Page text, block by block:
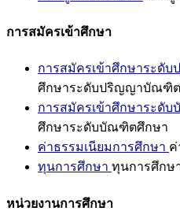
การสมัครเข้าศึกษา
การสมัครเข้าศึกษาระดั
ศึกษาระดับปริญญาบัณฑิต
การสมัครเข้าศึกษาระดั
ศึกษาระดับบัณฑิตศึกษา
ค่าธรรมเนียมการศึกษา ค่
ทุนการศึกษา ทุนการศึกษ
หน่วยงานการศึกษา